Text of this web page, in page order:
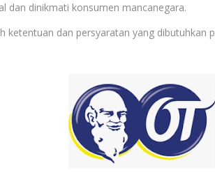
dan dinikmati konsumen mancanegara.
ketentuan dan persyaratan yang dibutuhkan